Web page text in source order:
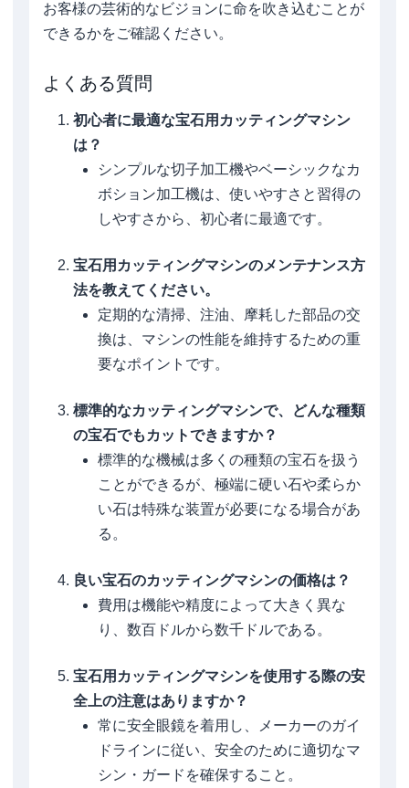
お客様の芸術的なビジョンに命を吹き込むことが
できるかをご確認ください。
よくある質問
初心者に最適な宝石用カッティングマシン
は？
シンプルな切子加工機やベーシックなカ
ボション加工機は、使いやすさと習得の
しやすさから、初心者に最適です。
宝石用カッティングマシンのメンテナンス方
法を教えてください。
定期的な清掃、注油、摩耗した部品の交
換は、マシンの性能を維持するための重
要なポイントです。
標準的なカッティングマシンで、どんな種類
の宝石でもカットできますか？
標準的な機械は多くの種類の宝石を扱う
ことができるが、極端に硬い石や柔らか
い石は特殊な装置が必要になる場合があ
る。
良い宝石のカッティングマシンの価格は？
費用は機能や精度によって大きく異な
り、数百ドルから数千ドルである。
宝石用カッティングマシンを使用する際の安
全上の注意はありますか？
常に安全眼鏡を着用し、メーカーのガイ
ドラインに従い、安全のために適切なマ
シン・ガードを確保すること。